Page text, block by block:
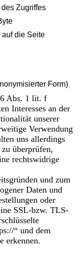
Zugriffes
die Seite
Form)
Abs. 1 lit. f
Interesses an der
unserer
Verwendung
uns allerdings
überprüfen,
rechtswidrige
und zum
Daten und
oder
SSL-bzw. TLS-
“ und dem
erkennen.